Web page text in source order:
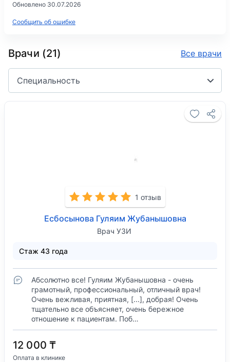
Обновлено 30.07.2026
Сообщить об ошибке
Врачи (21) Все врачи
Специальность
1 отзыв
Есбосынова Гуляим Жубанышовна
Врач УЗИ
Стаж 43 года
Абсолютно все! Гуляим Жубанышовна - очень
грамотный, профессиональный, отличный врач!
Очень вежливая, приятная, [...], добрая! Очень
тщательно все объясняет, очень бережное
отношение к пациентам. Поб…
12 000 ₸
Оплата в клинике